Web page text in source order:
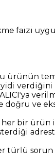
faizi
ürünün
verdiğini
ve
bir ürün
türlü